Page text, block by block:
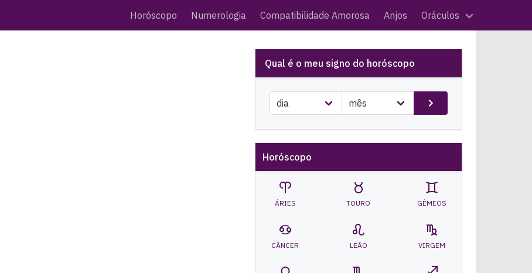
Horóscopo Numerologia Compatibilidade Amorosa Anjos Oráculos
Qual é o meu signo do horóscopo
Horóscopo
ÁRIES TOURO GÊMEOS
CÂNCER LEÃO VIRGEM